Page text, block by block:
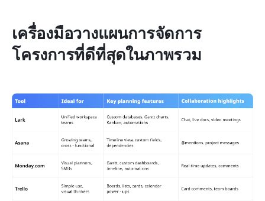
เครื่องมือวางแผนการจัดการ
โครงการที่ดีที่สุดในภาพรวม